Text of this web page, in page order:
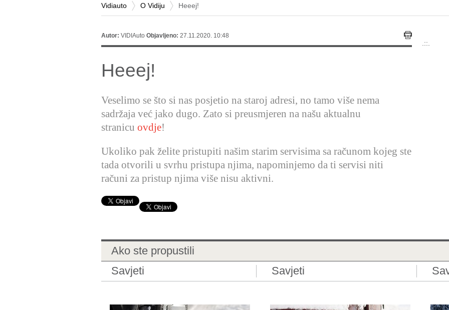
Vidiauto O Vidiju Heeej!
Autor: VIDIAuto Objavljeno: 27.11.2020. 10:48
Heeej!
Veselimo se što si nas posjetio na staroj adresi, no tamo više nema
sadržaja već jako dugo. Zato si preusmjeren na našu aktualnu
stranicu ovdje!
Ukoliko pak želite pristupiti našim starim servisima sa računom kojeg ste
tada otvorili u svrhu pristupa njima, napominjemo da ti servisi niti
računi za pristup njima više nisu aktivni.
.::.
Ako ste propustili
Savjeti
Savjeti